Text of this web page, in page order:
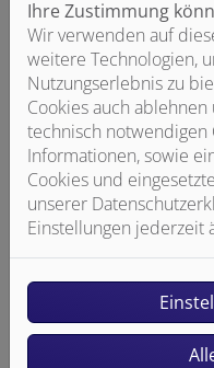
BiId: Hansavantis style
Ihre Zustimmung
Wir verwenden auf
weitere Technologien,
Nutzungserlebnis zu
Cookies auch
technisch notwendigen
Informationen, sowie
Cookies und
unserer
Einstellungen jederzeit